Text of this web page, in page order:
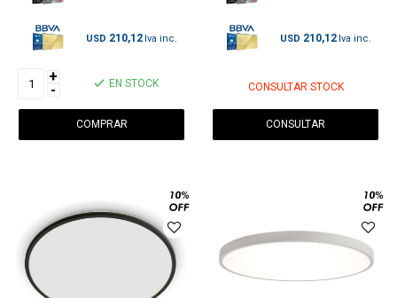
USD 210,12
+
- EN STOCK
USD 210,12
CONSULTAR STOCK
CONSULTAR